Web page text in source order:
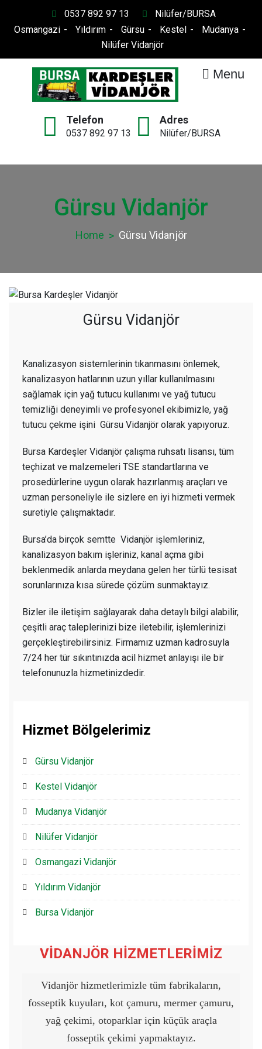
0537 892 97 13
Nilüfer/BURSA
Osmangazi
Yıldırım Gürsu Kestel
Mudanya
Nilüfer Vidanjör
Bursa Kardeşler
Vidanjör
Menu
Telefon
0537 892 97 13
Adres
Nilüfer/BURSA
Gürsu Vidanjör
Home Gürsu Vidanjör
Gürsu Vidanjör
Kanalizasyon sistemlerinin tıkanmasını önlemek,
kanalizasyon hatlarının uzun yıllar kullanılmasını
sağlamak için yağ tutucu kullanımı ve yağ tutucu
temizliği deneyimli ve profesyonel ekibimizle, yağ
tutucu çekme işini Gürsu Vidanjör olarak yapıyoruz.
Bursa Kardeşler Vidanjör çalışma ruhsatı lisansı, tüm
teçhizat ve malzemeleri TSE standartlarına ve
prosedürlerine uygun olarak hazırlanmış araçları ve
uzman personeliyle ile sizlere en iyi hizmeti vermek
suretiyle çalışmaktadır.
Bursa’da birçok semtte Vidanjör işlemleriniz,
kanalizasyon bakım işleriniz, kanal açma gibi
beklenmedik anlarda meydana gelen her türlü tesisat
sorunlarınıza kısa sürede çözüm sunmaktayız.
Bizler ile iletişim sağlayarak daha detaylı bilgi alabilir,
çeşitli araç taleplerinizi bize iletebilir, işlemlerinizi
gerçekleştirebilirsiniz. Firmamız uzman kadrosuyla
7/24 her tür sıkıntınızda acil hizmet anlayışı ile bir
telefonunuzla hizmetinizdedir.
Hizmet Bölgelerimiz
Gürsu Vidanjör
Kestel Vidanjör
Mudanya Vidanjör
Nilüfer Vidanjör
Osmangazi Vidanjör
Yıldırım Vidanjör
Bursa Vidanjör
VİDANJÖR HİZMETLERİMİZ
Vidanjör hizmetlerimizle tüm fabrikaların,
fosseptik kuyuları, kot çamuru, mermer çamuru,
yağ çekimi, otoparklar için küçük araçla
fosseptik çekimi yapmaktayız.